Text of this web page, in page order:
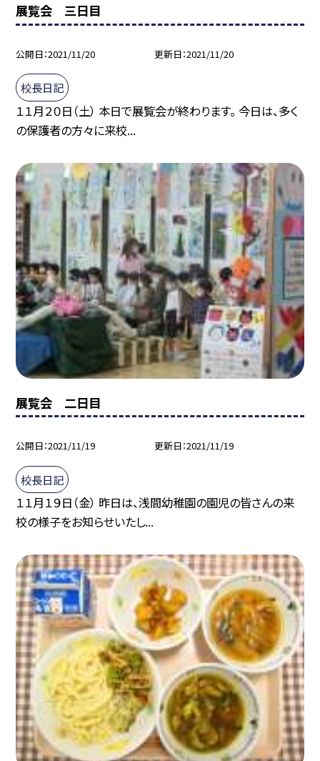
展覧会 三日目
公開日 2021/11/20 更新日 2021/11/20
校長日記
１１月２０日（土） 本日で展覧会が終わります。 今日は、多く
の保護者の方々に来校...
展覧会 二日目
公開日 2021/11/19 更新日 2021/11/19
校長日記
１１月１９日（金） 昨日は、浅間幼稚園の園児の皆さんの来
校の様子をお知らせいたし...